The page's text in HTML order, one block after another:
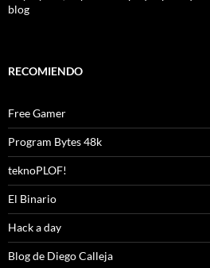
blog
RECOMIENDO
Free Gamer
Program Bytes 48k
teknoPLOF!
El Binario
Hack a day
Blog de Diego Calleja